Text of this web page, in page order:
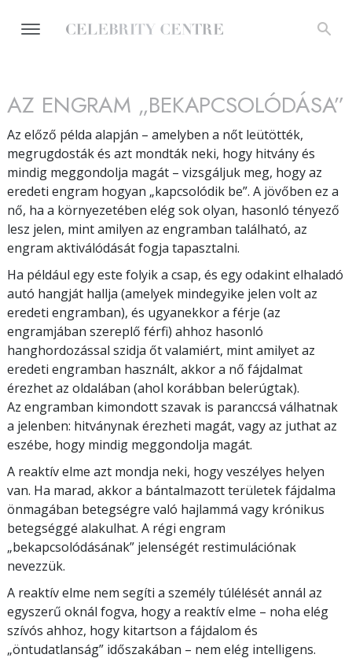
AZ ENGRAM „BEKAPCSOLÓDÁSA”
Az előző példa alapján – amelyben a nőt leütötték,
megrugdosták és azt mondták neki, hogy hitvány és
mindig meggondolja magát – vizsgáljuk meg, hogy az
eredeti engram hogyan „kapcsolódik be”. A jövőben ez a
nő, ha a környezetében elég sok olyan, hasonló tényező
lesz jelen, mint amilyen az engramban található, az
engram aktiválódását fogja tapasztalni.
Ha például egy este folyik a csap, és egy odakint elhaladó
autó hangját hallja (amelyek mindegyike jelen volt az
eredeti engramban), és ugyanekkor a férje (az
engramjában szereplő férfi) ahhoz hasonló
hanghordozással szidja őt valamiért, mint amilyet az
eredeti engramban használt, akkor a nő fájdalmat
érezhet az oldalában (ahol korábban belerúgtak).
Az engramban kimondott szavak is paranccsá válhatnak
a jelenben: hitványnak érezheti magát, vagy az juthat az
eszébe, hogy mindig meggondolja magát.
A reaktív elme azt mondja neki, hogy veszélyes helyen
van. Ha marad, akkor a bántalmazott területek fájdalma
önmagában betegségre való hajlammá vagy krónikus
betegséggé alakulhat. A régi engram
„bekapcsolódásának” jelenségét restimulációnak
nevezzük.
A reaktív elme nem segíti a személy túlélését annál az
egyszerű oknál fogva, hogy a reaktív elme – noha elég
szívós ahhoz, hogy kitartson a fájdalom és
„öntudatlanság” időszakában – nem elég intelligens.